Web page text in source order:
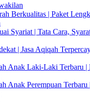
Berkualitas | Paket
Syariat | Tata Cara,
| Jasa Aqiqah
Anak Laki-Laki Terbaru |
Anak Perempuan Terbaru